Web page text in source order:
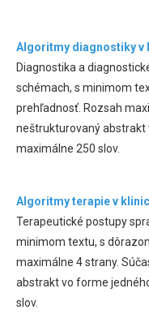
Algoritmy diagnostiky
Diagnostika a
schémach, s minimom
prehľadnosť. Rozsah
neštrukturovaný abstrakt
maximálne 250 slov.
Algoritmy terapie v
Terapeutické postupy
minimom textu, s
maximálne 4 strany.
abstrakt vo forme
slov.